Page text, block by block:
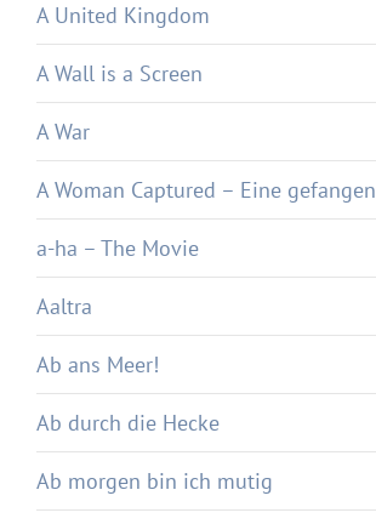
A United Kingdom
A Wall is a Screen
A War
A Woman Captured – Eine
a-ha – The Movie
Aaltra
Ab ans Meer!
Ab durch die Hecke
Ab morgen bin ich mutig